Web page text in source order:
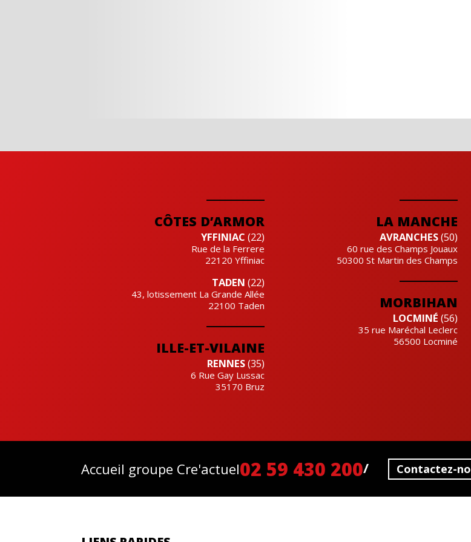
CÔTES D’ARMOR
YFFINIAC (22)
Rue de la Ferrere
22120 Yffiniac
TADEN (22)
43, lotissement La Grande Allée
22100 Taden
ILLE-ET-VILAINE
RENNES(35)
6 Rue Gay Lussac
35170 Bruz
LA MANCHE
AVRANCHES(50)
60 rue des Champs Jouaux
50300 St Martin des Champs
MORBIHAN
LOCMINÉ (56)
35 rue Maréchal Leclerc
56500 Locminé
Accueil groupe Cre'actuel02 59 430 200 Contactez-